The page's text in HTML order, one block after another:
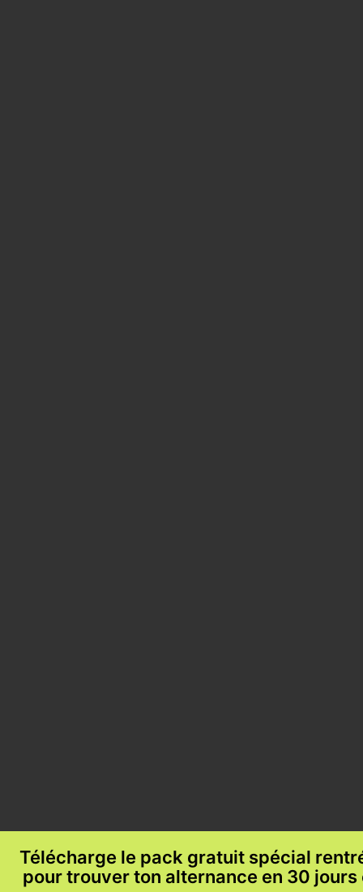
Télécharge le pack gratuit spécial
pour trouver ton alternance en 30 jours